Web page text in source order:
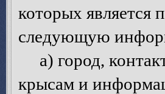
которых является
следующую
а) город,
крысам и